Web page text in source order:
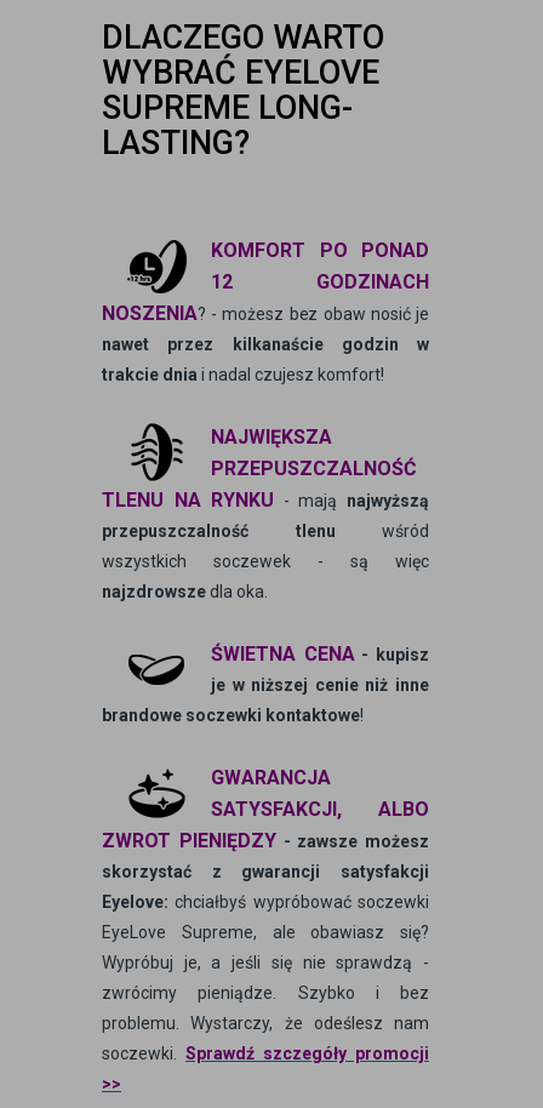
DLACZEGO WARTO
WYBRAĆ EYELOVE
SUPREME LONG-
LASTING?
KOMFORT PO PONAD
12 GODZINACH
NOSZENIA? - możesz bez obaw nosić je
nawet przez kilkanaście godzin w
trakcie dnia i nadal czujesz komfort!
NAJWIĘKSZA
PRZEPUSZCZALNOŚĆ
TLENU NA RYNKU - mają najwyższą
przepuszczalność tlenu wśród
wszystkich soczewek - są więc
najzdrowszedla oka.
ŚWIETNA CENA - kupisz
je w niższej cenie niż inne
brandowe soczewki kontaktowe!
GWARANCJA
SATYSFAKCJI, ALBO
ZWROT PIENIĘDZY- zawsze możesz
skorzystać z gwarancji satysfakcji
Eyelove: chciałbyś wypróbować soczewki
EyeLove Supreme, ale obawiasz się?
Wypróbuj je, a jeśli się nie sprawdzą -
zwrócimy pieniądze. Szybko i bez
problemu. Wystarczy, że odeślesz nam
soczewki. Sprawdź szczegóły promocji
>>